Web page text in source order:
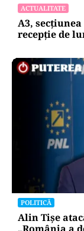
ACTUALITATE
A3,
recepție de
POLITICĂ
Alin Tișe